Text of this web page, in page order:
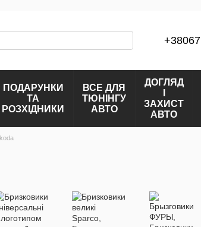
ПОДАРУНКИ
ТА
РОЗХІДНИКИ
ВСЕ ДЛЯ
ТЮНІНГУ
АВТО
ДОГЛЯД
ЗАХИСТ
АВТО